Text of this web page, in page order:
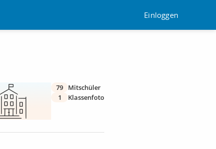
Einloggen
79
Mitschüler
1
Klassenfoto